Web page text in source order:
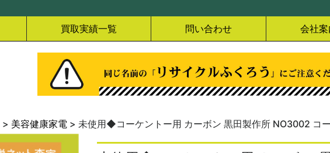
買取実績一覧 問い合わせ 会社
> 美容健康家電 > 未使用◆コーケントー用 カーボン 黒田製作所 NO3002 コ